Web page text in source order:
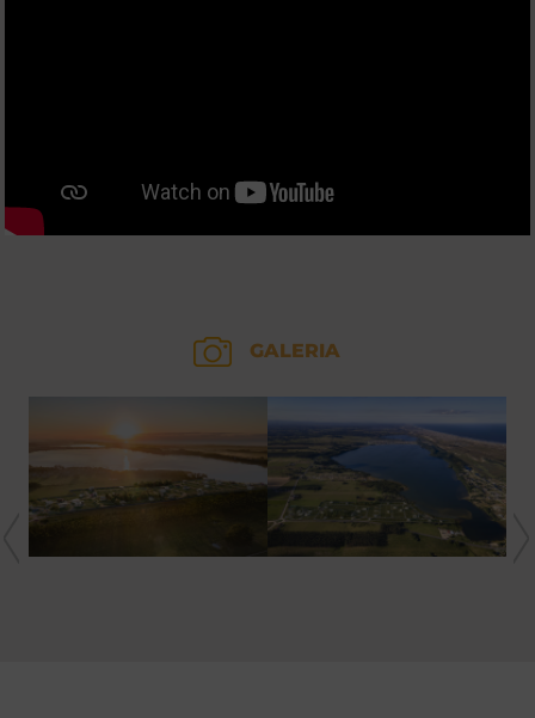
GALERIA